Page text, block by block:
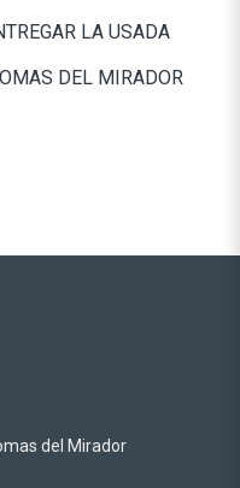
LA USADA
DEL MIRADOR
del Mirador